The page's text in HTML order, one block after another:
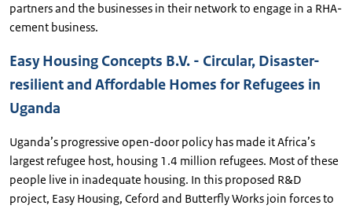
partners and the businesses in their network to engage in a RHA-
cement business.
Easy Housing Concepts B.V. - Circular, Disaster-
resilient and Affordable Homes for Refugees in
Uganda
Uganda’s progressive open-door policy has made it Africa’s
largest refugee host, housing 1.4 million refugees. Most of these
people live in inadequate housing. In this proposed R&D
project, Easy Housing, Ceford and Butterfly Works join forces to